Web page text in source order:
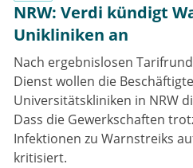
NRW: Verdi kündigt
Unikliniken an
Nach ergebnislosen
Dienst wollen die
Universitätskliniken in NRW
Dass die Gewerkschaften
Infektionen zu Warnstreiks
kritisiert.